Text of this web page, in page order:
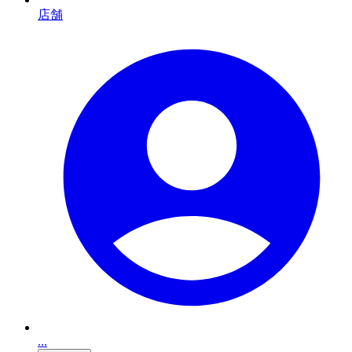
店舗
...